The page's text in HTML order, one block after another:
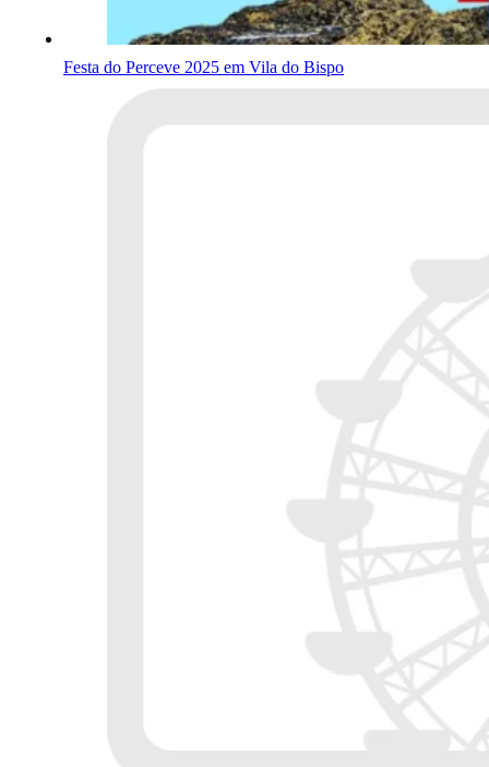
Festa do Perceve 2025 em Vila do Bispo